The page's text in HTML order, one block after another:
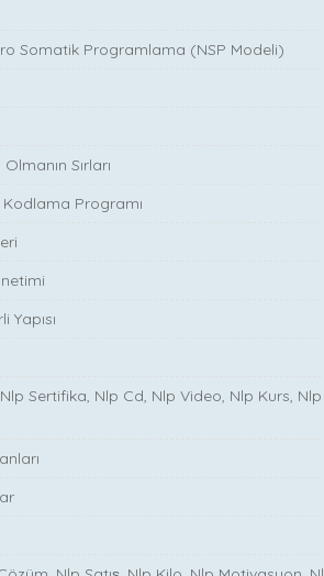
Somatik Programlama (NSP Modeli)
Sırları
Kodlama Programı
Yapısı
Sertifika, Nlp Cd, Nlp Video, Nlp Kurs, Nlp